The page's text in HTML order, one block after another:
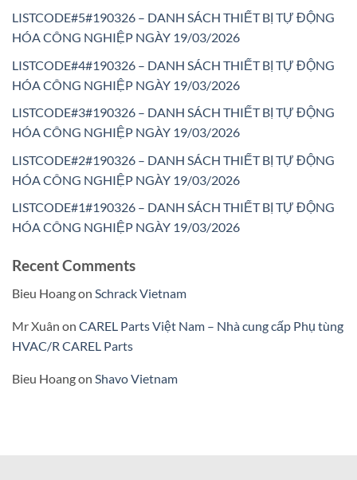
LISTCODE#5#190326 – DANH SÁCH THIẾT BỊ TỰ ĐỘNG
HÓA CÔNG NGHIỆP NGÀY 19/03/2026
LISTCODE#4#190326 – DANH SÁCH THIẾT BỊ TỰ ĐỘNG
HÓA CÔNG NGHIỆP NGÀY 19/03/2026
LISTCODE#3#190326 – DANH SÁCH THIẾT BỊ TỰ ĐỘNG
HÓA CÔNG NGHIỆP NGÀY 19/03/2026
LISTCODE#2#190326 – DANH SÁCH THIẾT BỊ TỰ ĐỘNG
HÓA CÔNG NGHIỆP NGÀY 19/03/2026
LISTCODE#1#190326 – DANH SÁCH THIẾT BỊ TỰ ĐỘNG
HÓA CÔNG NGHIỆP NGÀY 19/03/2026
Recent Comments
Bieu Hoangon Schrack Vietnam
Mr Xuân on CAREL Parts Việt Nam – Nhà cung cấp Phụ tùng
HVAC/R CAREL Parts
Bieu Hoangon Shavo Vietnam